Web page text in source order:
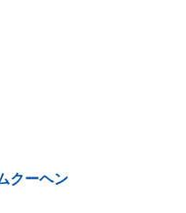
クーヘン